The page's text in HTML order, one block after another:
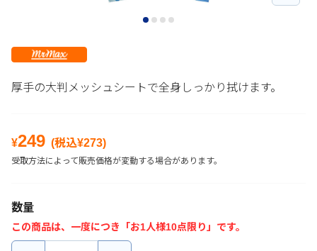
厚手の大判メッシュシートで全身しっかり拭けます。
¥249 (税込¥273)
受取方法によって販売価格が変動する場合があります。
数量
この商品は、一度につき「お1人様10点限り」です。